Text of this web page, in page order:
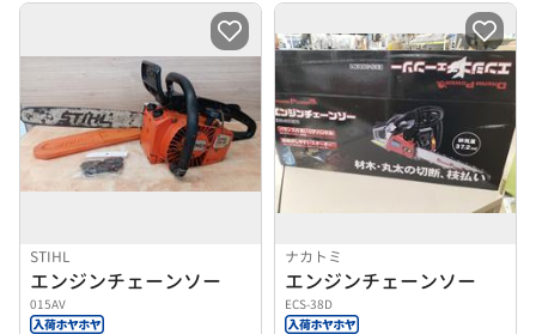
STIHL
エンジンチェーンソー
015AV
ナカトミ
エンジンチェーンソー
ECS-38D